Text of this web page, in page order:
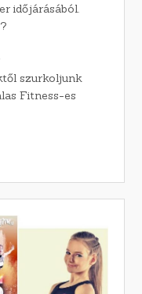
időjárásából.
szurkoljunk
Fitness-es